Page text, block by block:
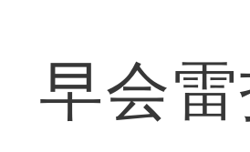
早会